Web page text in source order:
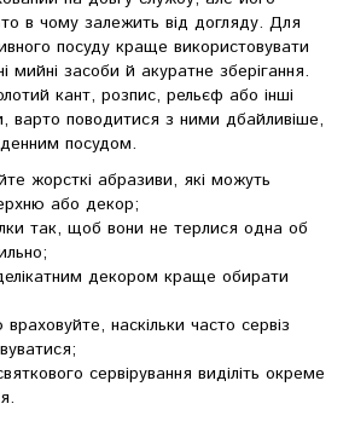
в чому залежить від догляду. Для
посуду краще використовувати
мийні засоби й акуратне зберігання.
кант, розпис, рельєф або інші
варто поводитися з ними дбайливіше,
посудом.
жорсткі абразиви, які можуть
або декор;
так, щоб вони не терлися одна об
делікатним декором краще обирати
наскільки часто сервіз
сервірування виділіть окреме